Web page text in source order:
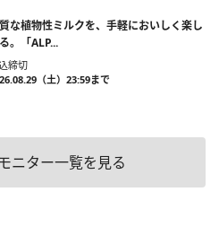
な植物性ミルクを、手軽においしく楽し
。「ALP...
締切
（土）23:59まで
ニター一覧を見る